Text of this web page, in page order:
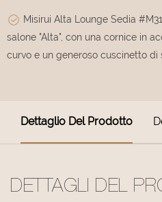
Misirui Alta Lounge Sedia
salone "Alta", con una cornice in
curvo e un generoso cuscinetto di
Dettaglio Del Prodotto
DETTAGLI DEL